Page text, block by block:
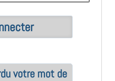
votre mot de